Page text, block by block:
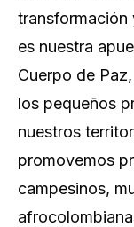
transformación
es nuestra
Cuerpo de
los pequeños
nuestros
promovemos
campesinos,